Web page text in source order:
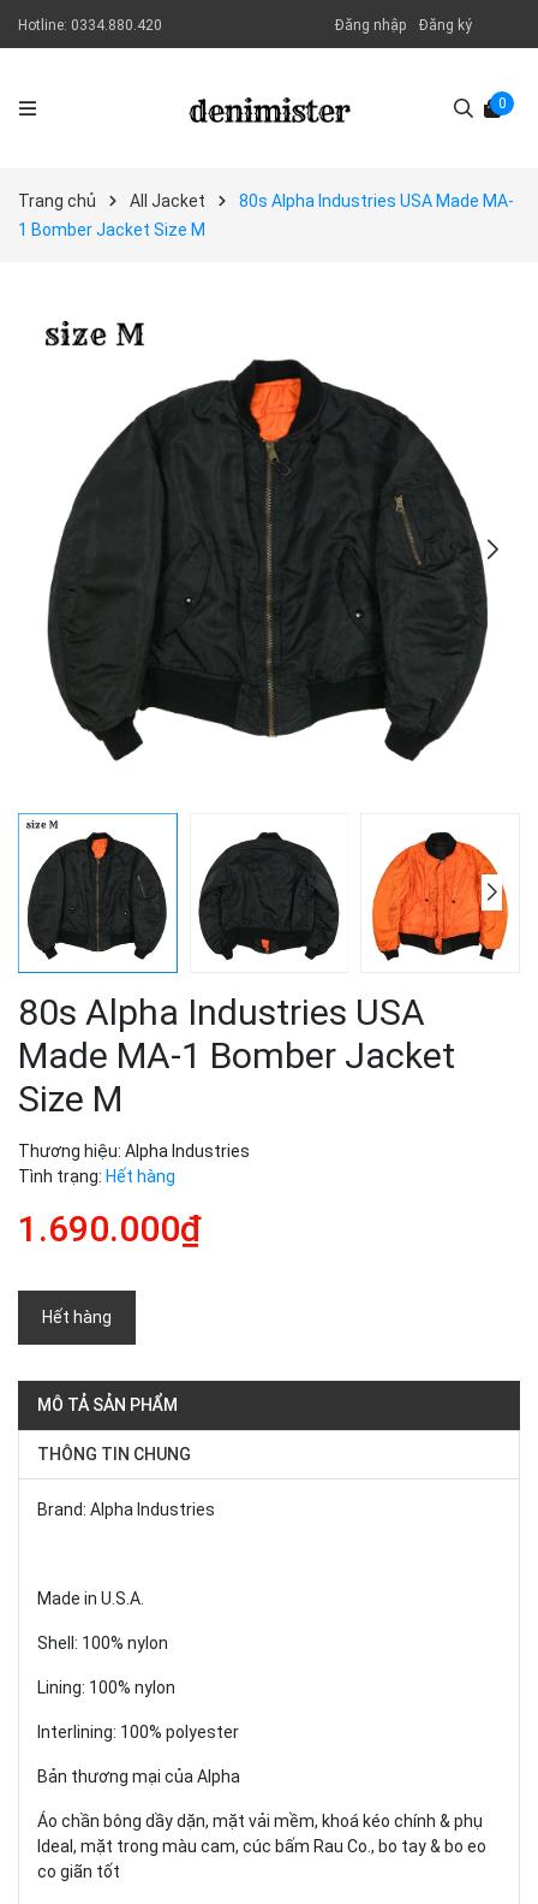
Hotline: 0334.880.420 Đăng nhập Đăng ký
0
Trang chủ All Jacket
80s Alpha Industries USA Made MA-
1 Bomber Jacket Size M
80s Alpha Industries USA
Made MA-1 Bomber Jacket
Size M
Thương hiệu: Alpha Industries
Tình trạng: Hết hàng
1.690.000₫
Hết hàng
MÔ TẢ SẢN PHẨM
THÔNG TIN CHUNG
Brand: Alpha Industries
Made in U.S.A.
Shell: 100% nylon
Lining: 100% nylon
Interlining: 100% polyester
Bản thương mại của Alpha
Áo chần bông dầy dặn, mặt vải mềm, khoá kéo chính & phụ
Ideal, mặt trong màu cam, cúc bấm Rau Co., bo tay & bo eo
co giãn tốt